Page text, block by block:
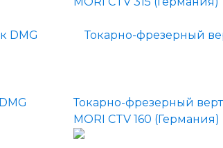
Токарно-фрезерный
MORI CTV 160 (Германия)